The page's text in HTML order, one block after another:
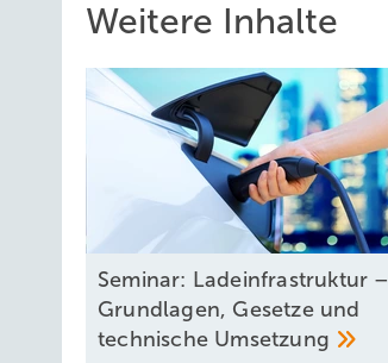
Weitere Inhalte
Seminar: Ladeinfrastruktur –
Grundlagen, Gesetze und
technische Umsetzung